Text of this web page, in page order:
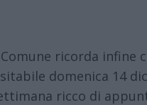
ricorda infine
domenica 14
ricco di